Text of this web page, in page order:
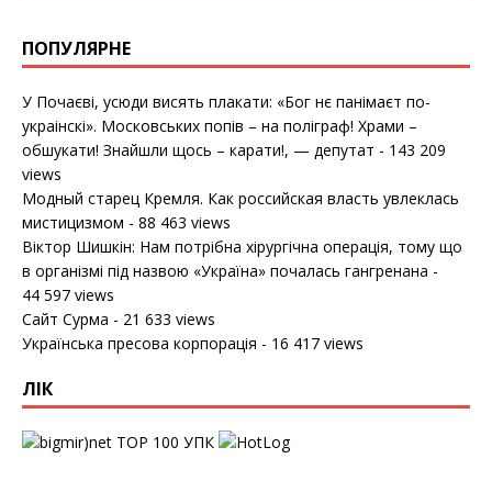
ПОПУЛЯРНЕ
У Почаєві, усюди висять плакати: «Бог нє панімаєт по-
украінскі». Московських попів – на поліграф! Храми –
обшукати! Знайшли щось – карати!, — депутат - 143 209
views
Модный старец Кремля. Как российская власть увлеклась
мистицизмом - 88 463 views
Віктор Шишкін: Нам потрібна хірургічна операція, тому що
в організмі під назвою «Україна» почалась гангренана -
44 597 views
Сайт Сурма - 21 633 views
Українська пресова корпорація - 16 417 views
ЛІК
УПК